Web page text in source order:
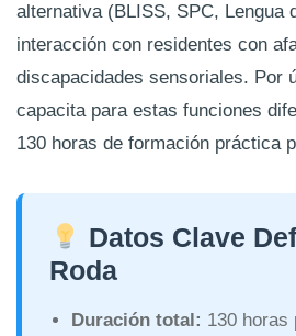
alternativa (BLISS, SPC, Lengua
interacción con residentes con
discapacidades sensoriales. Por
capacita para estas funciones
130 horas de formación práctica
Datos Clave
Roda
Duración total: 130 horas